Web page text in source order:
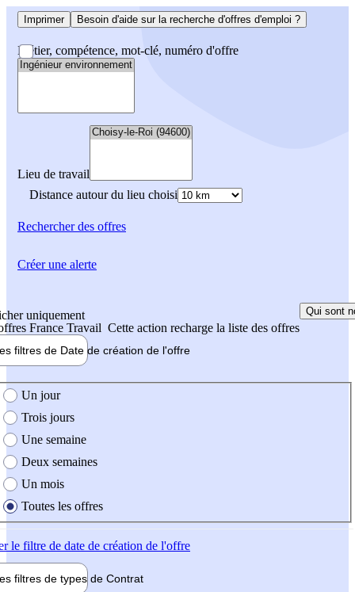
Imprimer Besoin d'aide sur la recherche d'offres d'emploi ?
Métier, compétence, mot-clé, numéro d'offre
Lieu de travail
Distance autour du lieu choisi
Rechercherdes offres
uniquement
France Travail Cette action recharge la liste des offres
Qui sont
filtres de Date de création de l'offre
création de l'offre
Un jour
Trois jours
Une semaine
Deux semaines
Un mois
Toutes les offres
le filtre de date de création de l'offre
filtres de types de Contrat
Créer une alerte